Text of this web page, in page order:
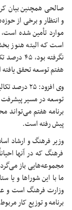
صالحی همچنین بیان
و انتظار و برخی از
موارد تأمین شده
است که البته هنوز
نگرفته
هفتم توسعه تحقق
وی افزود:
توسعه در مسیر پیشرفت
برنامه هفتم می‌تواند
پیش رفته است.
وزیر فرهنگ و ارشاد
مجموعه‌هایی باز
ما با این شوراها و یا
وزارت فرهنگ است و
برنامه و توزیع کار